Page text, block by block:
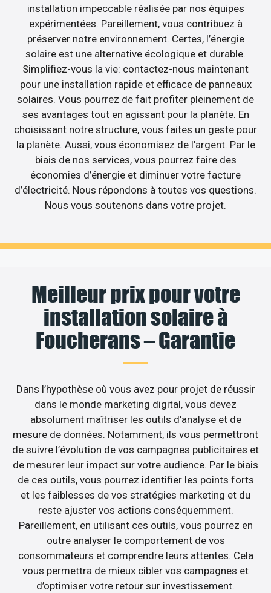
installation impeccable réalisée par nos équipes
expérimentées. Pareillement, vous contribuez à
préserver notre environnement. Certes, l’énergie
solaire est une alternative écologique et durable.
Simplifiez-vous la vie: contactez-nous maintenant
pour une installation rapide et efficace de panneaux
solaires. Vous pourrez de fait profiter pleinement de
ses avantages tout en agissant pour la planète. En
choisissant notre structure, vous faites un geste pour
la planète. Aussi, vous économisez de l’argent. Par le
biais de nos services, vous pourrez faire des
économies d’énergie et diminuer votre facture
d’électricité. Nous répondons à toutes vos questions.
Nous vous soutenons dans votre projet.
Meilleur prix pour votre
installation solaire à
Foucherans – Garantie
Dans l’hypothèse où vous avez pour projet de réussir
dans le monde marketing digital, vous devez
absolument maîtriser les outils d’analyse et de
mesure de données. Notamment, ils vous permettront
de suivre l’évolution de vos campagnes publicitaires et
de mesurer leur impact sur votre audience. Par le biais
de ces outils, vous pourrez identifier les points forts
et les faiblesses de vos stratégies marketing et du
reste ajuster vos actions conséquemment.
Pareillement, en utilisant ces outils, vous pourrez en
outre analyser le comportement de vos
consommateurs et comprendre leurs attentes. Cela
vous permettra de mieux cibler vos campagnes et
d’optimiser votre retour sur investissement.